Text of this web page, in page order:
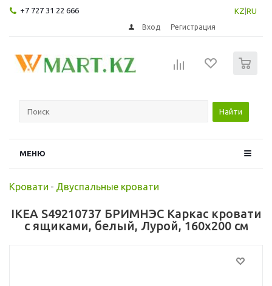
+7 727 31 22 666 KZ RU
Вход Регистрация
Найти
МЕНЮ
Кровати - Двуспальные кровати
IKEA S49210737 БРИМНЭС Каркас кровати
с ящиками, белый, Лурой, 160x200 см